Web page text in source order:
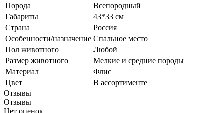
Порода
Всепородный
Габариты
43*33 см
Страна
Россия
Особенности/назначение Спальное место
Пол животного
Любой
Размер животного
Мелкие и средние породы
Материал
Флис
Цвет
В ассортименте
Отзывы
Отзывы
Нет оценок